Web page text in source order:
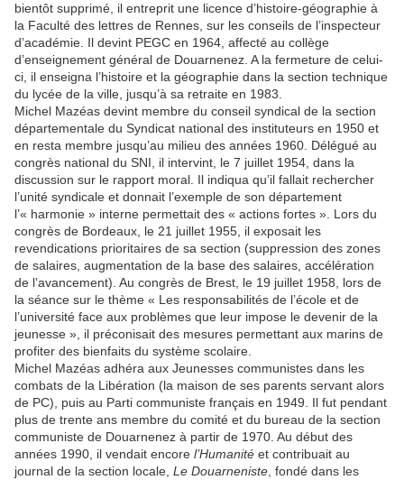
bientôt supprimé, il entreprit une licence d’histoire-géographie à
la Faculté des lettres de Rennes, sur les conseils de l’inspecteur
d’académie. Il devint PEGC en 1964, affecté au collège
d’enseignement général de Douarnenez. A la fermeture de celui-
ci, il enseigna l’histoire et la géographie dans la section technique
du lycée de la ville, jusqu’à sa retraite en 1983.
Michel Mazéas devint membre du conseil syndical de la section
départementale du Syndicat national des instituteurs en 1950 et
en resta membre jusqu’au milieu des années 1960. Délégué au
congrès national du SNI, il intervint, le 7 juillet 1954, dans la
discussion sur le rapport moral. Il indiqua qu’il fallait rechercher
l’unité syndicale et donnait l’exemple de son département
l’« harmonie » interne permettait des « actions fortes ». Lors du
congrès de Bordeaux, le 21 juillet 1955, il exposait les
revendications prioritaires de sa section (suppression des zones
de salaires, augmentation de la base des salaires, accélération
de l’avancement). Au congrès de Brest, le 19 juillet 1958, lors de
la séance sur le thème « Les responsabilités de l’école et de
l’université face aux problèmes que leur impose le devenir de la
jeunesse », il préconisait des mesures permettant aux marins de
profiter des bienfaits du système scolaire.
Michel Mazéas adhéra aux Jeunesses communistes dans les
combats de la Libération (la maison de ses parents servant alors
de PC), puis au Parti communiste français en 1949. Il fut pendant
plus de trente ans membre du comité et du bureau de la section
communiste de Douarnenez à partir de 1970. Au début des
années 1990, il vendait encore l’Humanité et contribuait au
journal de la section locale, Le Douarneniste , fondé dans les